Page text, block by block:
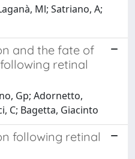
Ml; Satriano, A;
and the fate of
retinal
Gp; Adornetto,
C; Bagetta, Giacinto
following retinal